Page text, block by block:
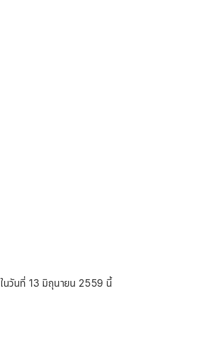
ในวันที่ 13 มิถุนายน 2559 นี้